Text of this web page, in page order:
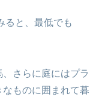
ると、最低でも
さらに庭にはプラ
ものに囲まれて暮